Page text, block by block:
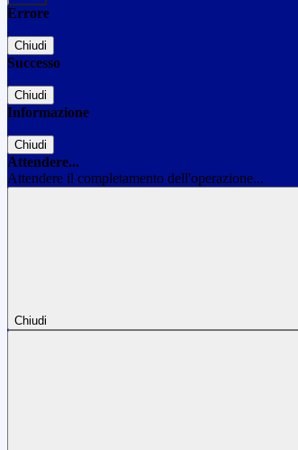
Errore
Chiudi
Successo
Chiudi
Informazione
Chiudi
Attendere...
Attendere il completamento dell'operazione...
Chiudi